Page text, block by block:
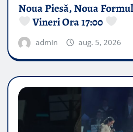
Noua Piesă, Noua
Vineri Ora 17:00
admin aug. 5, 2026